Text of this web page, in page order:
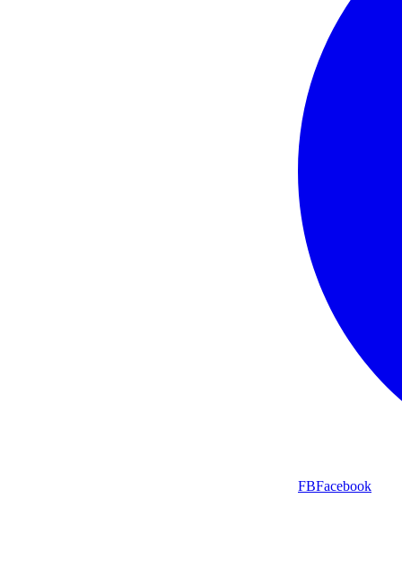
FBFacebook